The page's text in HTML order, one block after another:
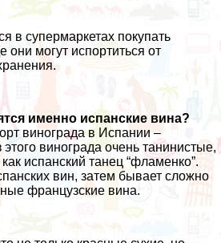
в супермаркетах покупать
они могут испортиться от
именно испанские вина?
винограда в Испании –
винограда очень танинистые,
испанский танец “фламенко”.
вин, затем бывает сложно
французские вина.